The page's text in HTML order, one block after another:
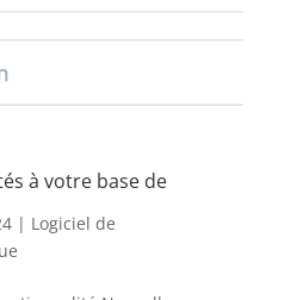
à votre base de
| Logiciel de